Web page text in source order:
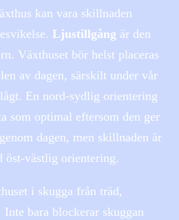
kan vara skillnaden
Ljustillgång är den
Växthuset bör helst placeras
av dagen, särskilt under vår
En nord-sydlig orientering
som optimal eftersom den ger
dagen, men skillnaden är
öst-västlig orientering.
i skugga från träd,
bara blockerar skuggan